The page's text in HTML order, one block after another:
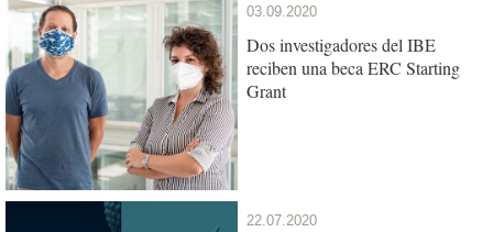
03.09.2020
Dos investigadores del IBE
reciben una beca ERC Starting
Grant
22.07.2020